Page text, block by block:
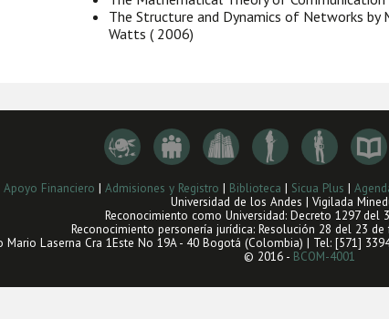
The Structure and Dynamics of Networks by
Watts ( 2006)
Apoyo Financiero | Admisiones y Registro | Biblioteca | Sicua Plus |
Universidad de los Andes | Vigilada
Reconocimiento como Universidad: Decreto 1297 del
Reconocimiento personería jurídica: Resolución 28 del 23
Mario Laserna Cra 1Este No 19A - 40 Bogotá (Colombia) | Tel: [571]
© 2016 - BCOM-4001